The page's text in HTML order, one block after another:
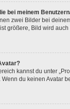
bei meinem
zwei Bilder bei
größere, Bild wird
kannst du unter
du keinen Avatar